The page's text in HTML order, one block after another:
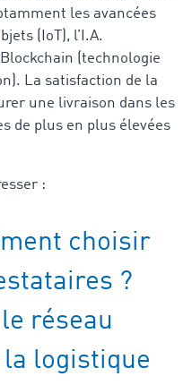
les avancées
(IoT), l’I.A.
(technologie
La satisfaction de la
une livraison dans les
de plus en plus élevées
:
choisir
?
réseau
logistique